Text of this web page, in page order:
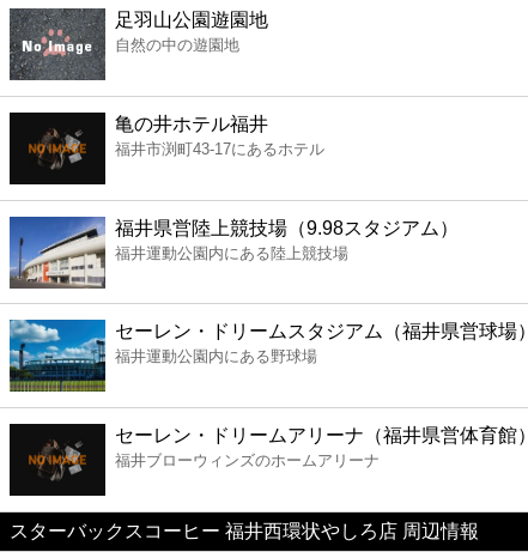
薬局
スーパー
エンタメ
レジャー
書店
ファミレス
ファーストフード
カフェ
ショッピング
足羽山公園遊園地
自然の中の遊園地
亀の井ホテル福井
福井市渕町43-17にあるホテル
福井県営陸上競技場（9.98スタジアム）
福井運動公園内にある陸上競技場
セーレン・ドリームスタジアム（福井県営球場）
福井運動公園内にある野球場
セーレン・ドリームアリーナ（福井県営体育館）
福井ブローウィンズのホームアリーナ
スターバックスコーヒー 福井西環状やしろ店 周辺情報